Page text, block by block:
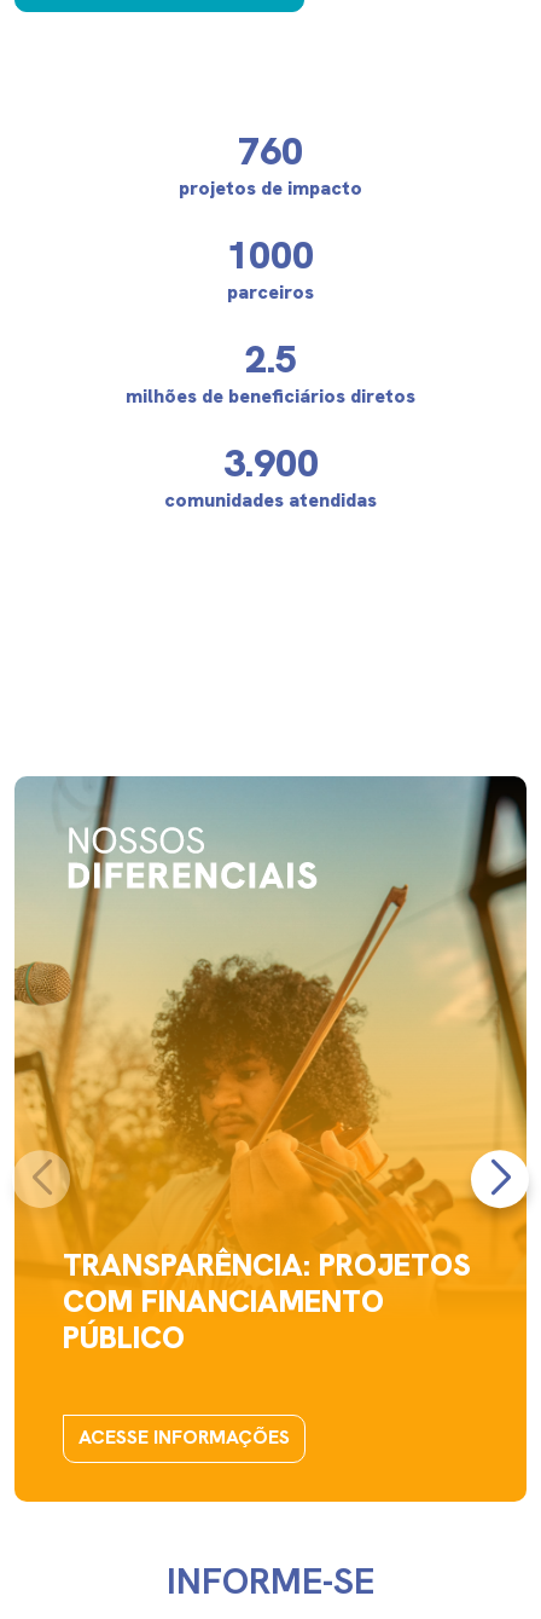
760
projetos de impacto
1000
parceiros
2.5
milhões de beneficiários diretos
3.900
comunidades atendidas
TRANSPARÊNCIA: PROJETOS
COM FINANCIAMENTO
PÚBLICO
ACESSE INFORMAÇÕES
INFORME-SE